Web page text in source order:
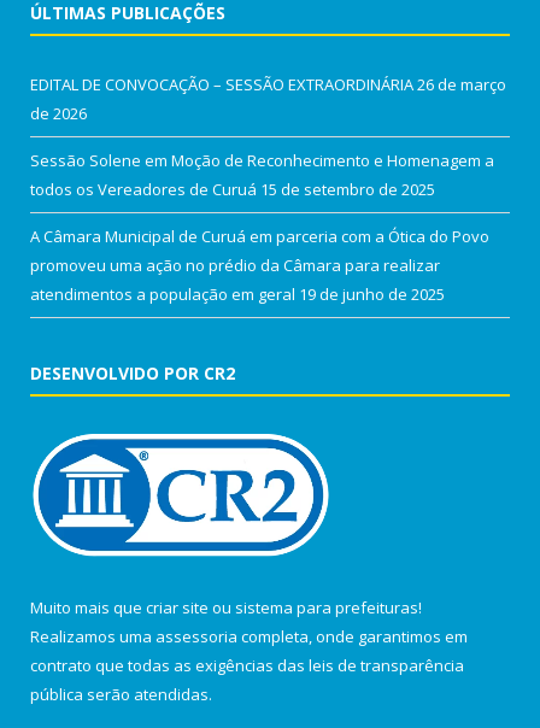
ÚLTIMAS PUBLICAÇÕES
EDITAL DE CONVOCAÇÃO – SESSÃO EXTRAORDINÁRIA26 de março
de 2026
Sessão Solene em Moção de Reconhecimento e Homenagem a
todos os Vereadores de Curuá 15 de setembro de 2025
A Câmara Municipal de Curuá em parceria com a Ótica do Povo
promoveu uma ação no prédio da Câmara para realizar
atendimentos a população em geral 19 de junho de 2025
DESENVOLVIDO POR CR2
Muito mais que criar site ou sistema para prefeituras!
Realizamos uma assessoria completa, onde garantimos em
contrato que todas as exigências das leis de transparência
pública serão atendidas.